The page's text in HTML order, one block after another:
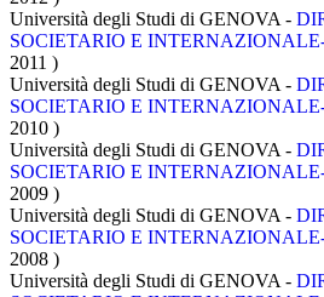
Università degli Studi di GENOVA -
SOCIETARIO E
2011 )
Università degli Studi di GENOVA -
SOCIETARIO E
2010 )
Università degli Studi di GENOVA -
SOCIETARIO E
2009 )
Università degli Studi di GENOVA -
SOCIETARIO E
2008 )
Università degli Studi di GENOVA -